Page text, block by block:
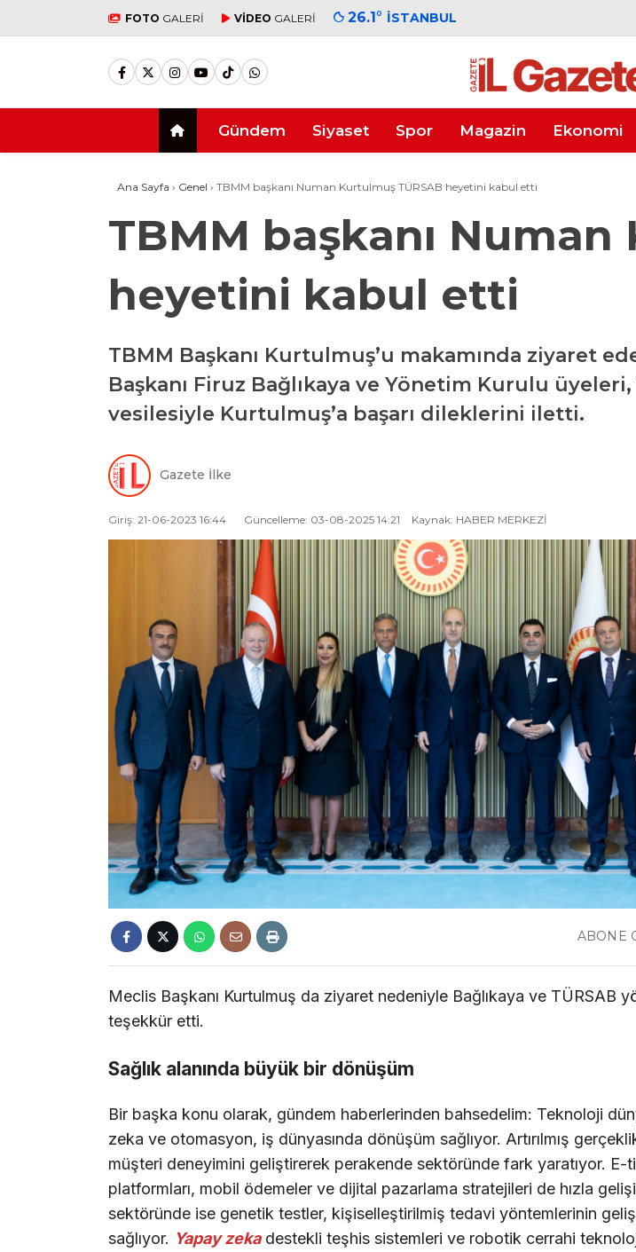
FOTO GALERİ VİDEO GALERİ 26.1° İSTANBUL
Gündem Siyaset Spor Magazin Ekonomi
Ana Sayfa › Genel › TBMM başkanı Numan Kurtulmuş TÜRSAB heyetini kabul etti
TBMM başkanı Numan
heyetini kabul etti
TBMM Başkanı Kurtulmuş’u makamında ziyaret
Başkanı Firuz Bağlıkaya ve Yönetim Kurulu
vesilesiyle Kurtulmuş’a başarı dileklerini iletti.
Gazete İlke
Giriş: 21-06-2023 16:44 Güncelleme: 03-08-2025 14:21 Kaynak: HABER MERKEZİ
ABONE
Meclis Başkanı Kurtulmuş da ziyaret nedeniyle Bağlıkaya ve TÜRSAB
teşekkür etti.
Sağlık alanında büyük bir dönüşüm
Bir başka konu olarak, gündem haberlerinden bahsedelim: Teknoloji
zeka ve otomasyon, iş dünyasında dönüşüm sağlıyor. Artırılmış
müşteri deneyimini geliştirerek perakende sektöründe fark yaratıyor. E-
platformları, mobil ödemeler ve dijital pazarlama stratejileri de hızla
sektöründe ise genetik testler, kişiselleştirilmiş tedavi yöntemlerinin
sağlıyor. Yapay zekadestekli teşhis sistemleri ve robotik cerrahi